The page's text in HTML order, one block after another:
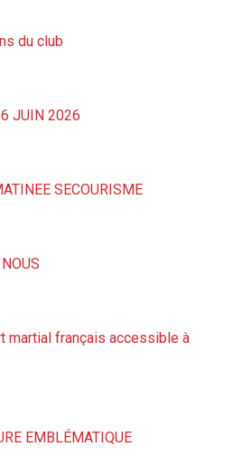
du club
JUIN 2026
SECOURISME
martial français accessible à
EMBLÉMATIQUE